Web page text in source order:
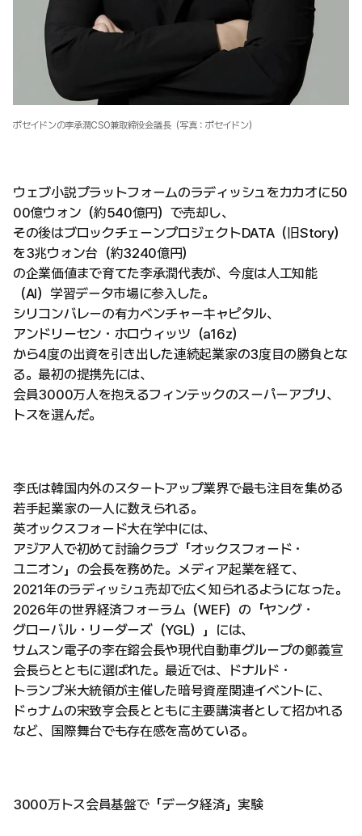
ポセイドンの李承潤CSO兼取締役会議長（写真：ポセイドン）
ウェブ小説プラットフォームのラディッシュをカカオに50
00億ウォン（約540億円）で売却し、
その後はブロックチェーンプロジェクトDATA（旧Story）
を3兆ウォン台（約3240億円）
の企業価値まで育てた李承潤代表が、今度は人工知能
（AI）学習データ市場に参入した。
シリコンバレーの有力ベンチャーキャピタル、
アンドリーセン・ホロウィッツ（a16z）
から4度の出資を引き出した連続起業家の3度目の勝負とな
る。最初の提携先には、
会員3000万人を抱えるフィンテックのスーパーアプリ、
トスを選んだ。
李氏は韓国内外のスタートアップ業界で最も注目を集める
若手起業家の一人に数えられる。
英オックスフォード大在学中には、
アジア人で初めて討論クラブ「オックスフォード・
ユニオン」の会長を務めた。メディア起業を経て、
2021年のラディッシュ売却で広く知られるようになった。
2026年の世界経済フォーラム（WEF）の「ヤング・
グローバル・リーダーズ（YGL）」には、
サムスン電子の李在鎔会長や現代自動車グループの鄭義宣
会長らとともに選ばれた。最近では、ドナルド・
トランプ米大統領が主催した暗号資産関連イベントに、
ドゥナムの宋致亨会長とともに主要講演者として招かれる
など、国際舞台でも存在感を高めている。
3000万トス会員基盤で「データ経済」実験